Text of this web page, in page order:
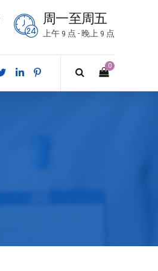
周一至周五
上午 9 点 - 晚上 9 点
0